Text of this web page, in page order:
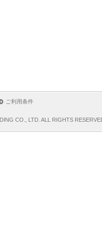
ご利用条件
CO., LTD. ALL RIGHTS